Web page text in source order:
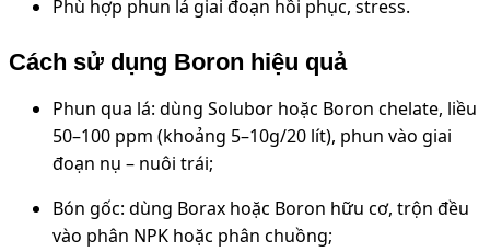
Phù hợp phun lá giai đoạn hồi phục, stress.
Cách sử dụng Boron hiệu quả
Phun qua lá: dùng Solubor hoặc Boron chelate, liều
50–100 ppm (khoảng 5–10g/20 lít), phun vào giai
đoạn nụ – nuôi trái;
Bón gốc: dùng Borax hoặc Boron hữu cơ, trộn đều
vào phân NPK hoặc phân chuồng;